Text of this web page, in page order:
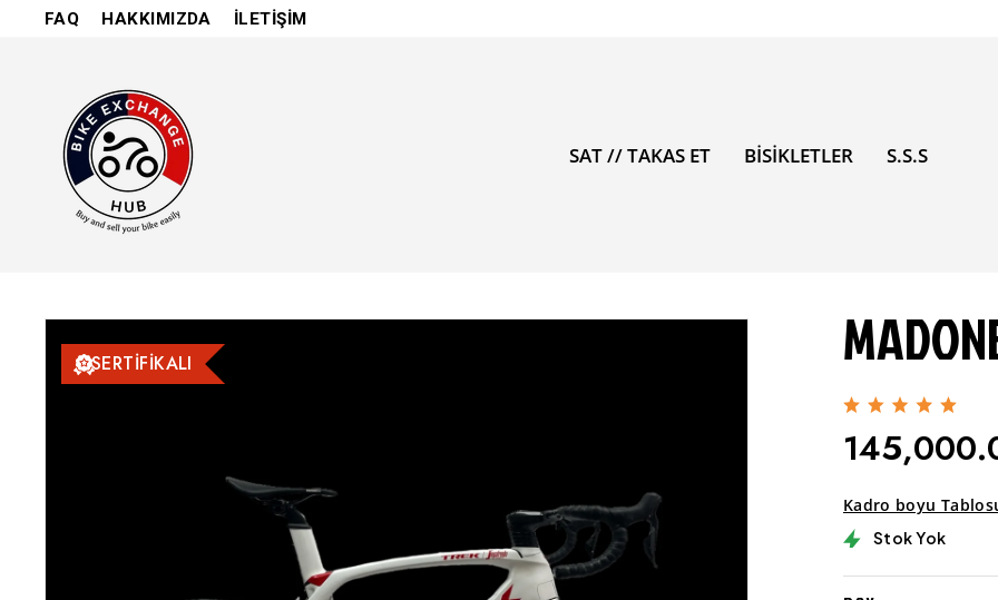
İçeriğeFAQ HAKKIMIZDA İLETİŞİM
SAT // TAKAS ET BİSİKLETLER S.S.S
SERTİFİKALI
Kadro boyu
Stok Yok